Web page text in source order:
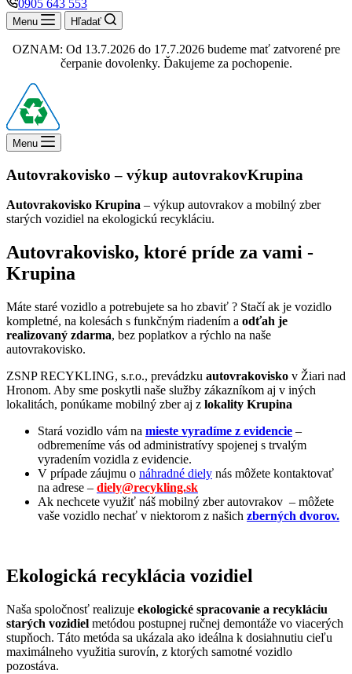
0905 643 553
Menu Hľadať
OZNAM: Od 13.7.2026 do 17.7.2026 budeme mať zatvorené pre
čerpanie dovolenky. Ďakujeme za pochopenie.
Menu
Autovrakovisko – výkup autovrakovKrupina
Autovrakovisko Krupina – výkup autovrakov a mobilný zber
starých vozidiel na ekologickú recykláciu.
Autovrakovisko, ktoré príde za vami -
Krupina
Máte staré vozidlo a potrebujete sa ho zbaviť ? Stačí ak je vozidlo
kompletné, na kolesách s funkčným riadením a odťah je
realizovaný zdarma, bez poplatkov a rýchlo na naše
autovrakovisko.
ZSNP RECYKLING, s.r.o., prevádzku autovrakovisko v Žiari nad
Hronom. Aby sme poskytli naše služby zákazníkom aj v iných
lokalitách, ponúkame mobilný zber aj z lokality Krupina
Stará vozidlo vám na mieste vyradíme z evidencie –
odbremeníme vás od administratívy spojenej s trvalým
vyradením vozidla z evidencie.
V prípade záujmu o náhradné diely nás môžete kontaktovať
na adrese – diely@recykling.sk
Ak nechcete využiť náš mobilný zber autovrakov – môžete
vaše vozidlo nechať v niektorom z našich zberných dvorov.
Ekologická recyklácia vozidiel
Naša spoločnosť realizuje ekologické spracovanie a recykláciu
starých vozidiel metódou postupnej ručnej demontáže vo viacerých
stupňoch. Táto metóda sa ukázala ako ideálna k dosiahnutiu cieľu
maximálneho využitia surovín, z ktorých samotné vozidlo
pozostáva.